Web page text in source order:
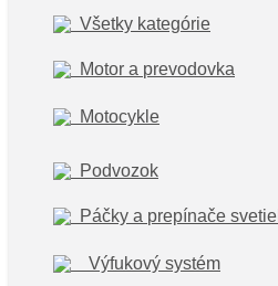
Všetky kategórie
Motor a prevodovka
Motocykle
Podvozok
Páčky a prepínače svetiel
Výfukový systém